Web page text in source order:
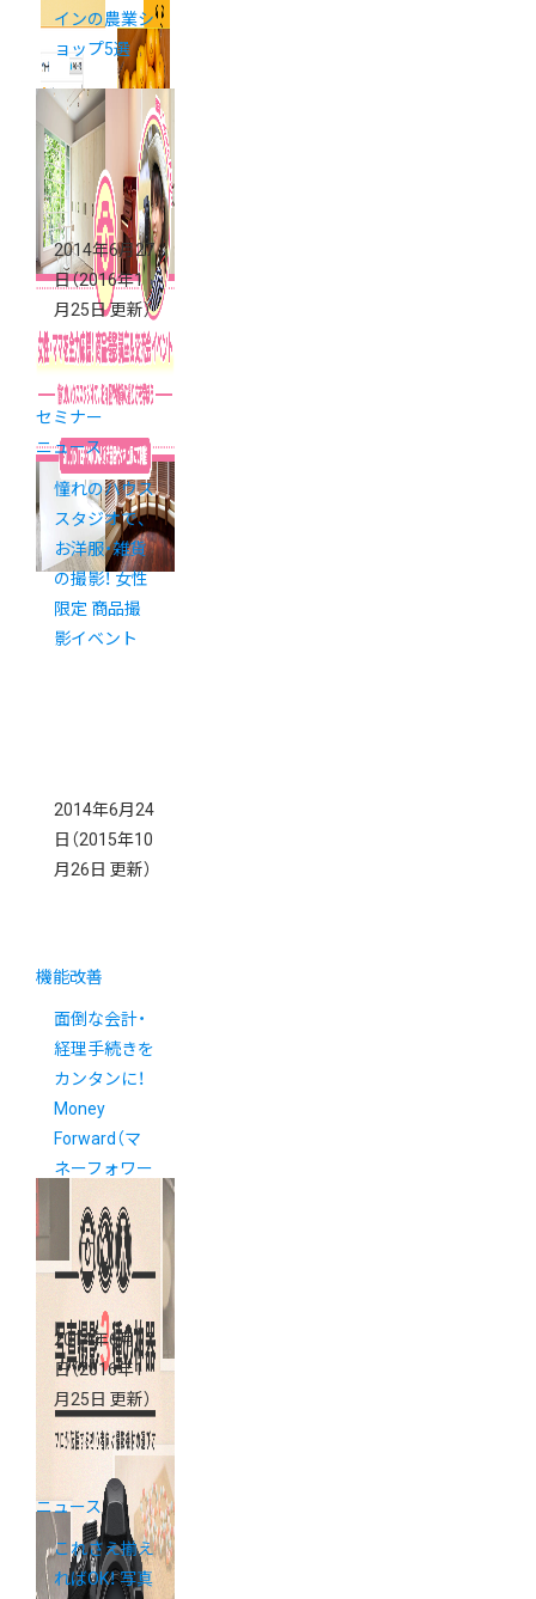
インの農業シ
ョップ5選
2014年6月27
日（2016年1
月25日 更新）
セミナー
ニュース
憧れのハウス
スタジオで、
お洋服・雑貨
の撮影！ 女性
限定 商品撮
影イベント
2014年6月24
日 （2015年10
月26日 更新）
機能改善
面倒な会計・
経理手続きを
カンタンに！
Money
Forward（マ
ネーフォワー
ート
2014年6月17
日（2016年1
月25日 更新）
ニュース
これさえ揃え
ればOK！ 写真